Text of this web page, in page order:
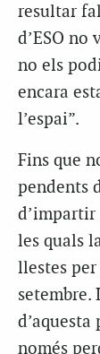
resultar
d’ESO no
no els
encara
l’espai”.
Fins que
pendents
d’impartir
les quals
llestes
setembre.
només